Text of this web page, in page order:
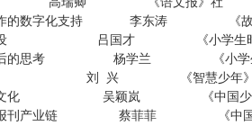
运作的数字化支持 李东涛 《
的建设 吕国才 《小学生时
尬后的思考 杨学兰 《小学生
重门 刘 兴 《智慧少年
国学文化 吴颖岚 《中国少年
儿报刊产业链 蔡菲菲 《中国